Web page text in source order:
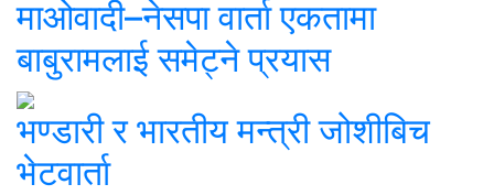
माओवादी–नेसपा वार्ता एकतामा
बाबुरामलाई समेट्ने प्रयास
भण्डारी र भारतीय मन्त्री जोशीबिच
भेटवार्ता